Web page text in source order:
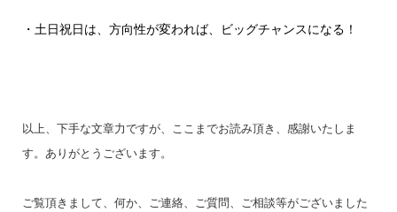
・土日祝日は、方向性が変われば、ビッグチャンスになる！
以上、下手な文章力ですが、ここまでお読み頂き、感謝いたしま
す。ありがとうございます。
ご覧頂きまして、何か、ご連絡、ご質問、ご相談等がございました